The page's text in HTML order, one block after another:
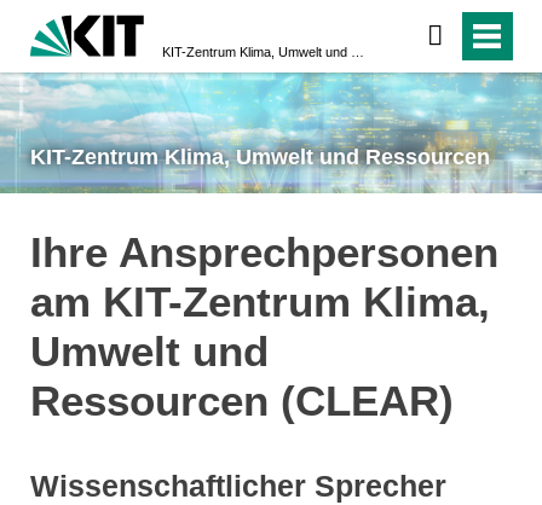
KIT-Zentrum Klima, Umwelt und Ressourcen
Ihre Ansprechpersonen
am KIT-Zentrum Klima,
Umwelt und
Ressourcen (CLEAR)
Wissenschaftlicher Sprecher